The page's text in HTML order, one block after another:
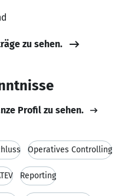
zu sehen.
Profil zu sehen.
Operatives Controlling
Reporting